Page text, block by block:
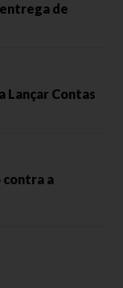
de
Lançar Contas
contra a